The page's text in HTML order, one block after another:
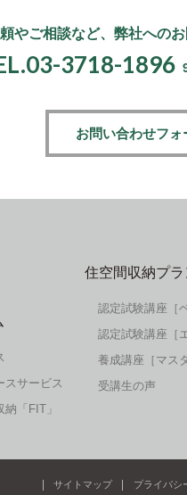
やご相談など、 弊社への
3718-1896
お問い合わせフォ
スサービス
「FIT」
住空間収納プ
認定試験講座［
認定試験講座［
養成講座［マス
受講生の声
サイトマップ プライバシ